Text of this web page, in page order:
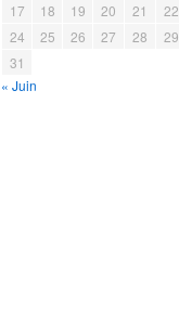
17
18 19 20 21 22
24
25 26 27 28 29
31
« Juin